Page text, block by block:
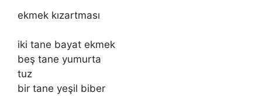
ekmek kızartması
iki tane bayat ekmek
beş tane yumurta
tuz
bir tane yeşil biber